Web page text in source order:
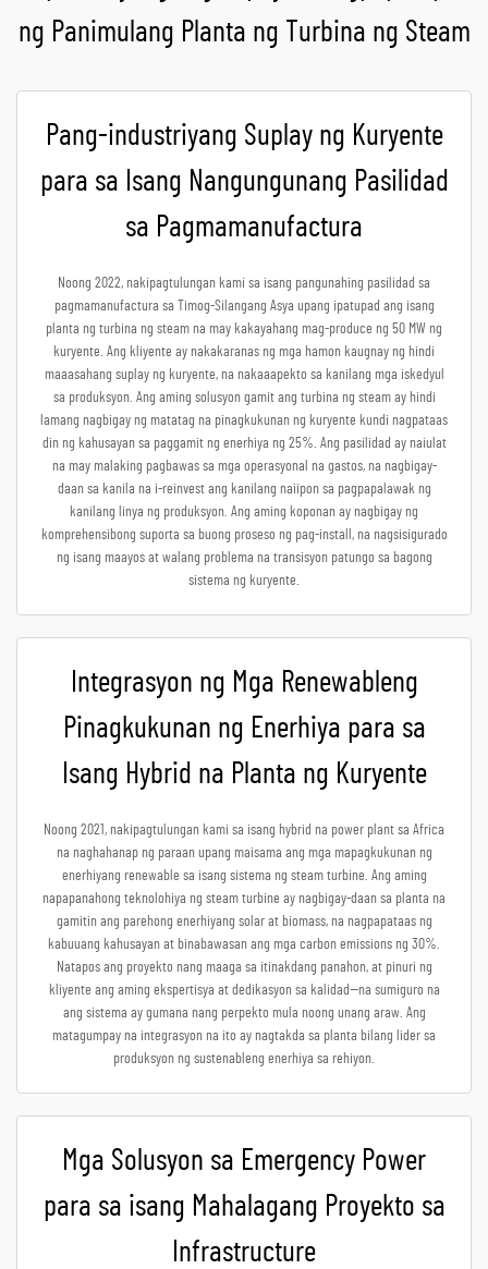
ng Panimulang Planta ng Turbina ng Steam
Pang-industriyang Suplay ng Kuryente
para sa Isang Nangungunang Pasilidad
sa Pagmamanufactura
Noong 2022, nakipagtulungan kami sa isang pangunahing pasilidad sa
pagmamanufactura sa Timog-Silangang Asya upang ipatupad ang isang
planta ng turbina ng steam na may kakayahang mag-produce ng 50 MW ng
kuryente. Ang kliyente ay nakakaranas ng mga hamon kaugnay ng hindi
maaasahang suplay ng kuryente, na nakaaapekto sa kanilang mga iskedyul
sa produksyon. Ang aming solusyon gamit ang turbina ng steam ay hindi
lamang nagbigay ng matatag na pinagkukunan ng kuryente kundi nagpataas
din ng kahusayan sa paggamit ng enerhiya ng 25%. Ang pasilidad ay naiulat
na may malaking pagbawas sa mga operasyonal na gastos, na nagbigay-
daan sa kanila na i-reinvest ang kanilang naiipon sa pagpapalawak ng
kanilang linya ng produksyon. Ang aming koponan ay nagbigay ng
komprehensibong suporta sa buong proseso ng pag-install, na nagsisigurado
ng isang maayos at walang problema na transisyon patungo sa bagong
sistema ng kuryente.
Integrasyon ng Mga Renewableng
Pinagkukunan ng Enerhiya para sa
Isang Hybrid na Planta ng Kuryente
Noong 2021, nakipagtulungan kami sa isang hybrid na power plant sa Africa
na naghahanap ng paraan upang maisama ang mga mapagkukunan ng
enerhiyang renewable sa isang sistema ng steam turbine. Ang aming
napapanahong teknolohiya ng steam turbine ay nagbigay-daan sa planta na
gamitin ang parehong enerhiyang solar at biomass, na nagpapataas ng
kabuuang kahusayan at binabawasan ang mga carbon emissions ng 30%.
Natapos ang proyekto nang maaga sa itinakdang panahon, at pinuri ng
kliyente ang aming ekspertisya at dedikasyon sa kalidad—na sumiguro na
ang sistema ay gumana nang perpekto mula noong unang araw. Ang
matagumpay na integrasyon na ito ay nagtakda sa planta bilang lider sa
produksyon ng sustenableng enerhiya sa rehiyon.
Mga Solusyon sa Emergency Power
para sa isang Mahalagang Proyekto sa
Infrastructure